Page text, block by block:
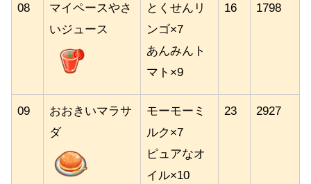
08
マイペースやさ
いジュース
とくせんリ
ンゴ×7
あんみんト
マト×9
16 1798
09
おおきいマラサ
ダ
モーモーミ
ルク×7
ピュアなオ
イル×10
23 2927